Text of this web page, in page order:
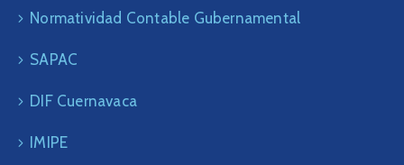
Normatividad Contable Gubernamental
SAPAC
DIF Cuernavaca
IMIPE